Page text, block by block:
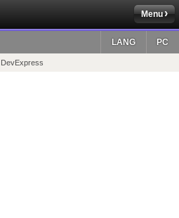
Menu
PC
LANG
DevExpress